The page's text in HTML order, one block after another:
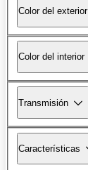
Color del exterior
Color del interior
Transmisión
Características